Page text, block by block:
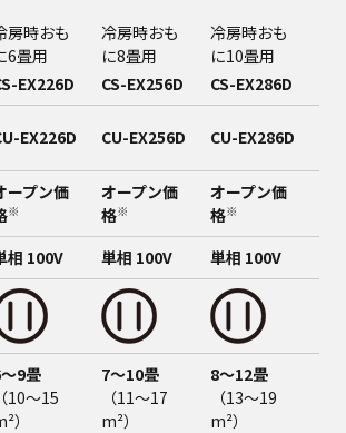
房時おも
6畳用
EX226D
冷房時おも
に8畳用
CS-EX256D
冷房時おも
に10畳用
CS-EX286D
EX226D CU-EX256D CU-EX286D
ープン価
※
オープン価
格※
オープン価
格※
相 100V 単相 100V 単相 100V
9畳
（10～15
）
7～10畳
（11～17
m²）
8～12畳
（13～19
m²）